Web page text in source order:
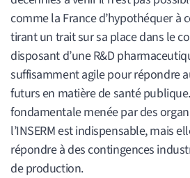
comme la France d’hypothéquer à
tirant un trait sur sa place dans le
disposant d’une R&D
suffisamment agile pour répondre
futurs en matière de santé
fondamentale menée par des
l’INSERM est indispensable, mais
répondre à des contingences
de production.